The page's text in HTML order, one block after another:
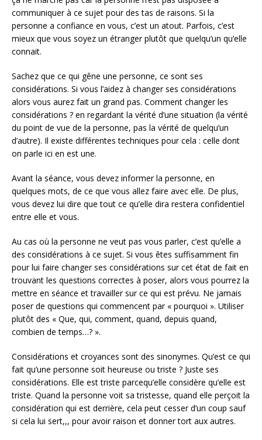
communiquer à ce sujet pour des tas de raisons. Si la
personne a confiance en vous, c’est un atout. Parfois, c’est
mieux que vous soyez un étranger plutôt que quelqu’un qu’elle
connait.
Sachez que ce qui gêne une personne, ce sont ses
considérations. Si vous l’aidez à changer ses considérations
alors vous aurez fait un grand pas. Comment changer les
considérations ? en regardant la vérité d’une situation (la vérité
du point de vue de la personne, pas la vérité de quelqu’un
d’autre). Il existe différentes techniques pour cela : celle dont
on parle ici en est une.
Avant la séance, vous devez informer la personne, en
quelques mots, de ce que vous allez faire avec elle. De plus,
vous devez lui dire que tout ce qu’elle dira restera confidentiel
entre elle et vous.
Au cas où la personne ne veut pas vous parler, c’est qu’elle a
des considérations à ce sujet. Si vous êtes suffisamment fin
pour lui faire changer ses considérations sur cet état de fait en
trouvant les questions correctes à poser, alors vous pourrez la
mettre en séance et travailler sur ce qui est prévu. Ne jamais
poser de questions qui commencent par « pourquoi ». Utiliser
plutôt des « Que, qui, comment, quand, depuis quand,
combien de temps…? ».
Considérations et croyances sont des sinonymes. Qu’est ce qui
fait qu’une personne soit heureuse ou triste ? Juste ses
considérations. Elle est triste parcequ’elle considère qu’elle est
triste. Quand la personne voit sa tristesse, quand elle perçoit la
considération qui est derrière, cela peut cesser d’un coup sauf
si cela lui sert,,, pour avoir raison et donner tort aux autres.